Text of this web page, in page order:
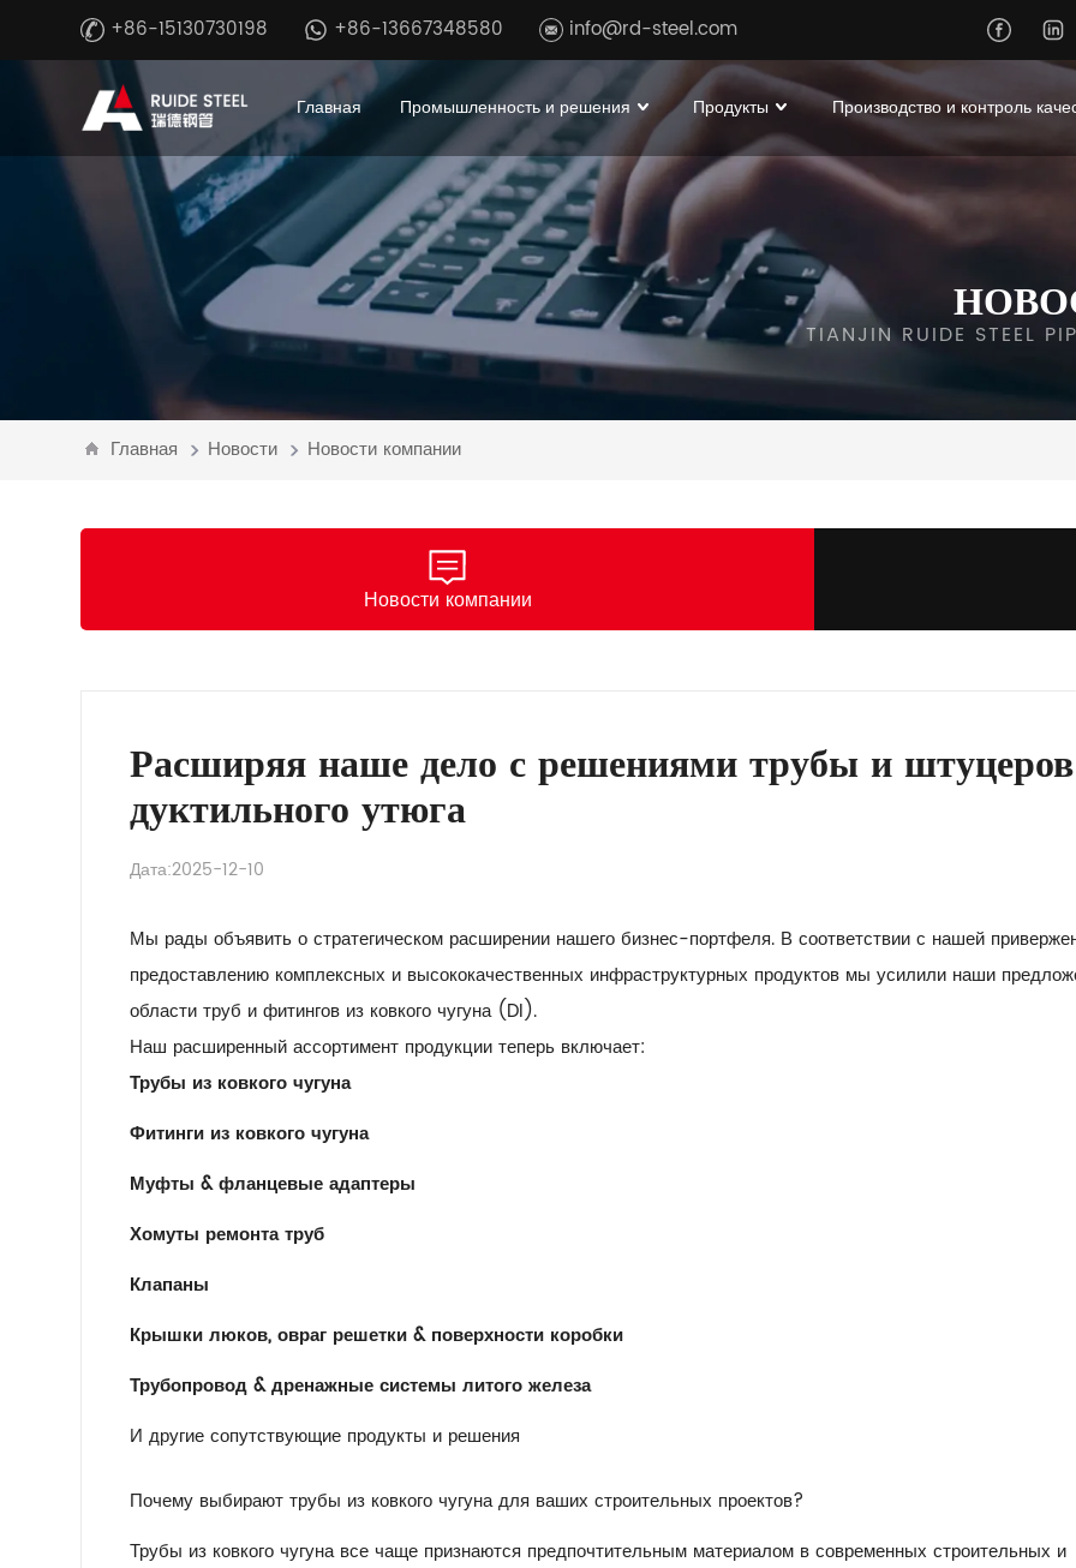
+86-15130730198 +86-13667348580 info@rd-steel.com
Главная Промышленность и решения Продукты Производство и контроль
TIANJIN RUIDE STEEL
Главная Новости Новости компании
Новости компании
Расширяя наше дело с решениями трубы и штуцеров
дуктильного утюга
Дата:2025-12-10
Мы рады объявить о стратегическом расширении нашего бизнес-портфеля. В соответствии с нашей
предоставлению комплексных и высококачественных инфраструктурных продуктов мы усилили наши
области труб и фитингов из ковкого чугуна (DI).
Наш расширенный ассортимент продукции теперь включает:
Трубы из ковкого чугуна
Фитинги из ковкого чугуна
Муфты & фланцевые адаптеры
Хомуты ремонта труб
Клапаны
Крышки люков, овраг решетки & поверхности коробки
Трубопровод & дренажные системы литого железа
И другие сопутствующие продукты и решения
Почему выбирают трубы из ковкого чугуна для ваших строительных проектов?
Трубы из ковкого чугуна все чаще признаются предпочтительным материалом в современных строительных и